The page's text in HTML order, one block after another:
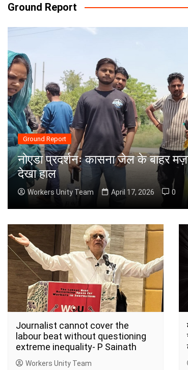
Ground Report
Ground Report
नोएडा प्रदर्शनः कासना जेल के बाहर
देखा हाल
Workers Unity Team April 17, 2026 0
Journalist cannot cover the
labour beat without questioning
extreme inequality- P Sainath
Workers Unity Team